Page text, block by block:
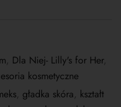
, Dla Niej- Lilly's for Her,
kosmetyczne
, gładka skóra, kształt